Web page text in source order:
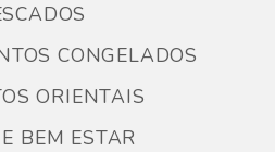
CONGELADOS
ORIENTAIS
BEM ESTAR